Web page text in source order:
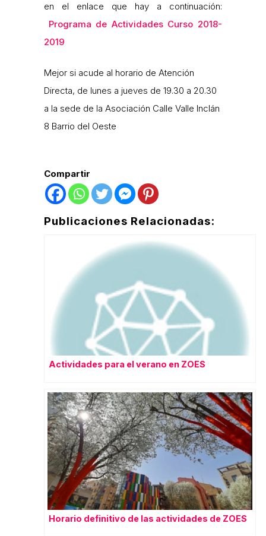
en el enlace que hay a continuación:
Programa de Actividades Curso 2018-
2019
Mejor si acude al horario de Atención
Directa, de lunes a jueves de 19.30 a 20.30
a la sede de la Asociación Calle Valle Inclán
8 Barrio del Oeste
Compartir
Publicaciones Relacionadas:
Actividades para el verano en ZOES
Horario definitivo de las actividades de ZOES